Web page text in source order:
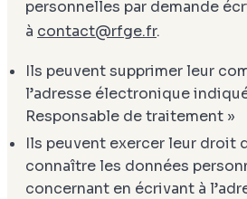
personnelles par demande
à contact@rfge.fr.
Ils peuvent supprimer leur
l’adresse électronique
Responsable de traitement »
Ils peuvent exercer leur droit
connaître les données
concernant en écrivant à